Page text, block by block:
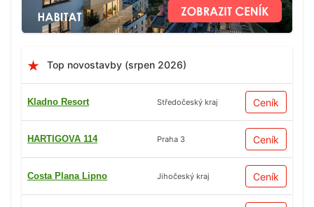
Top novostavby (srpen 2026)
Kladno Resort Středočeský kraj Ceník
HARTIGOVA 114 Praha 3 Ceník
Costa Plana Lipno Jihočeský kraj Ceník